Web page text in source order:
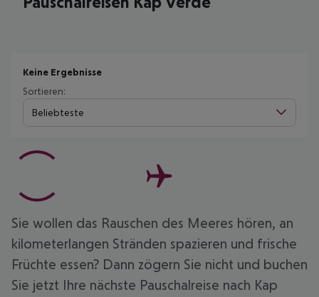
Keine Ergebnisse
Sortieren:
Beliebteste
Sie wollen das Rauschen des Meeres hören, an
kilometerlangen Stränden spazieren und frische
Früchte essen? Dann zögern Sie nicht und buchen
Sie jetzt Ihre nächste Pauschalreise nach Kap